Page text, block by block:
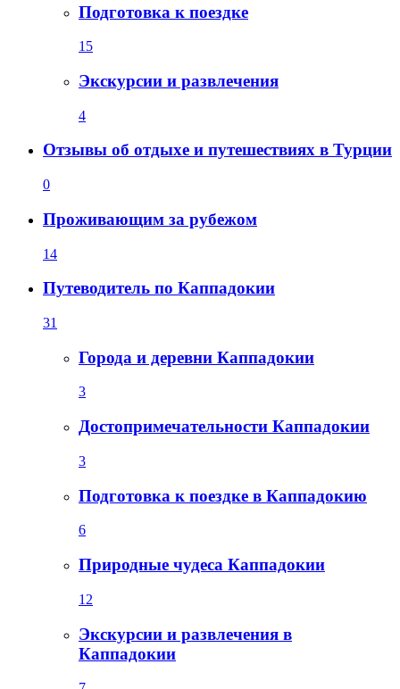
Подготовка к поездке
15
Экскурсии и развлечения
4
Отзывы об отдыхе и путешествиях в Турции
0
Проживающим за рубежом
14
Путеводитель по Каппадокии
31
Города и деревни Каппадокии
3
Достопримечательности Каппадокии
3
Подготовка к поездке в Каппадокию
6
Природные чудеса Каппадокии
12
Экскурсии и развлечения в
Каппадокии